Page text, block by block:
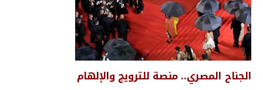
الجناح المصري.. منصة للترويج والإلهام